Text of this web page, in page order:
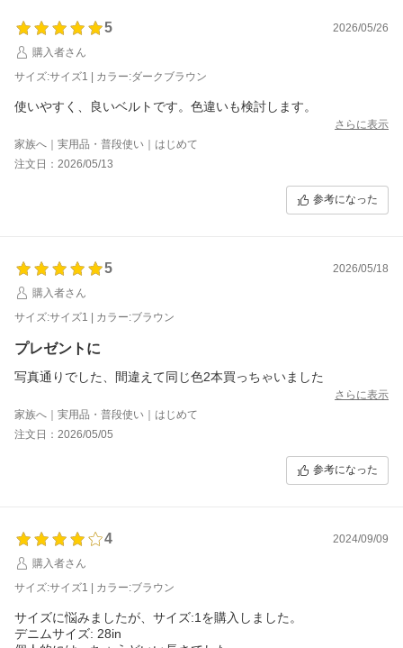
5
2026/05/26
購入者さん
サイズ:サイズ1 | カラー:ダークブラウン
使いやすく、良いベルトです。色違いも検討します。
さらに表示
家族へ｜実用品・普段使い｜はじめて
注文日：2026/05/13
参考になった
5
2026/05/18
購入者さん
サイズ:サイズ1 | カラー:ブラウン
プレゼントに
写真通りでした、間違えて同じ色2本買っちゃいました
さらに表示
家族へ｜実用品・普段使い｜はじめて
注文日：2026/05/05
参考になった
4
2024/09/09
購入者さん
サイズ:サイズ1 | カラー:ブラウン
サイズに悩みましたが、サイズ:1を購入しました。
デニムサイズ: 28in